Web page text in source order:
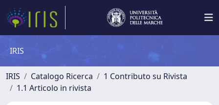
IRIS
IRIS Catalogo Ricerca
1 Contributo su Rivista
1.1 Articolo in rivista